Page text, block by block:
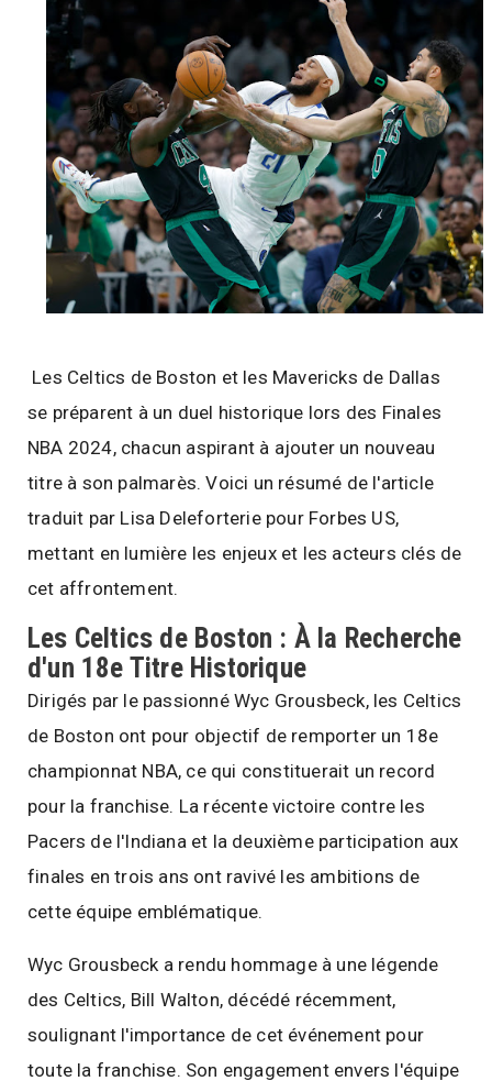
Les Celtics de Boston et les Mavericks de Dallas
se préparent à un duel historique lors des Finales
NBA 2024, chacun aspirant à ajouter un nouveau
titre à son palmarès. Voici un résumé de l'article
traduit par Lisa Deleforterie pour Forbes US,
mettant en lumière les enjeux et les acteurs clés de
cet affrontement.
Les Celtics de Boston : À la Recherche
d'un 18e Titre Historique
Dirigés par le passionné Wyc Grousbeck, les Celtics
de Boston ont pour objectif de remporter un 18e
championnat NBA, ce qui constituerait un record
pour la franchise. La récente victoire contre les
Pacers de l'Indiana et la deuxième participation aux
finales en trois ans ont ravivé les ambitions de
cette équipe emblématique.
Wyc Grousbeck a rendu hommage à une légende
des Celtics, Bill Walton, décédé récemment,
soulignant l'importance de cet événement pour
toute la franchise. Son engagement envers l'équipe